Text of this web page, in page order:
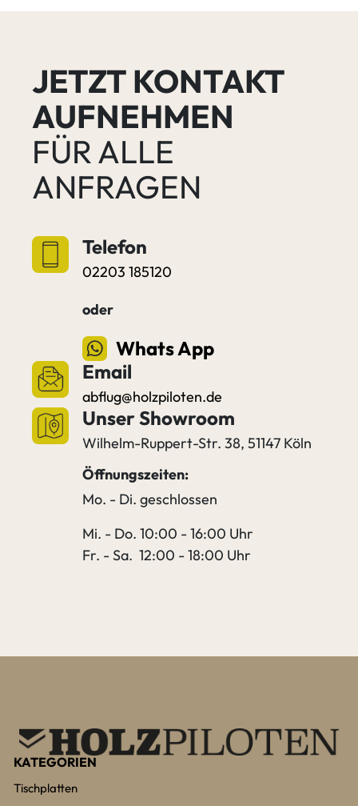
JETZT KONTAKT
AUFNEHMEN
FÜR ALLE
ANFRAGEN
Telefon
02203 185120
oder
Whats App
Email
abflug@holzpiloten.de
Unser Showroom
Wilhelm-Ruppert-Str. 38, 51147 Köln
Öffnungszeiten:
Mo. - Di. geschlossen
Mi. - Do. 10:00 - 16:00 Uhr
Fr. - Sa. 12:00 - 18:00 Uhr
KATEGORIEN
Tischplatten